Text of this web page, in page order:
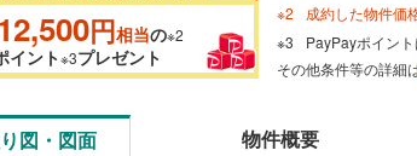
円相当の※2
イント※3プレゼント
成約した物件価
PayPayポイン
その他条件等の詳細
図・図面 物件概要